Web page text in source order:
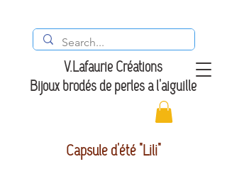
V.Lafaurie Créations
Bijoux brodés de perles à l'aiguille
Capsule d'été "Lili"